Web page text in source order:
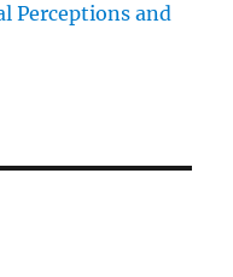
Perceptions and